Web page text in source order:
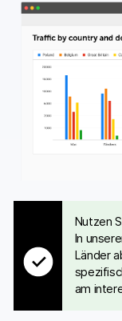
Nutzen
In
Länder
am